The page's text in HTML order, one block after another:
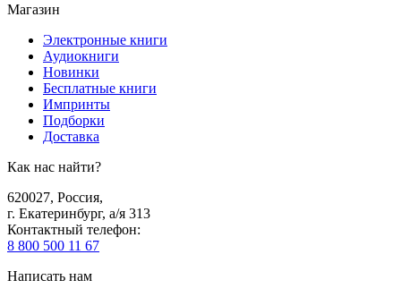
Магазин
Электронные книги
Аудиокниги
Новинки
Бесплатные книги
Импринты
Подборки
Доставка
Как нас найти?
620027, Россия,
г. Екатеринбург, а/я 313
Контактный телефон:
8 800 500 11 67
Написать нам